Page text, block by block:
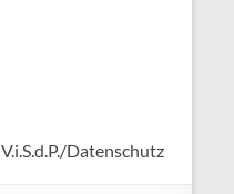
V.i.S.d.P./Datenschutz